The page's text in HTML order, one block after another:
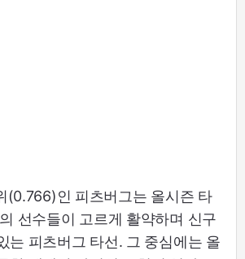
(0.766)인 피츠버그는 올시즌 타
선수들이 고르게 활약하며 신구
는 피츠버그 타선. 그 중심에는 올